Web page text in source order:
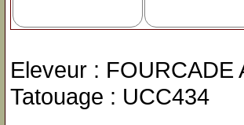
Eleveur : FOURCADE
Tatouage : UCC434